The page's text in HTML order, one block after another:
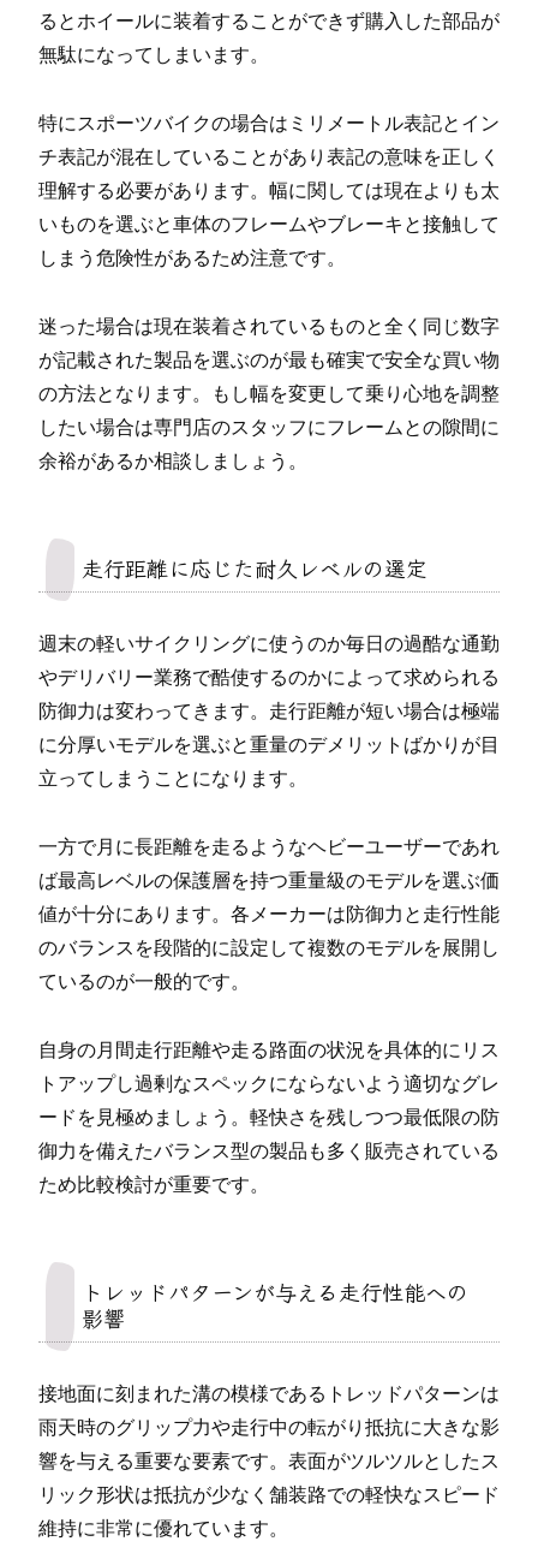
るとホイールに装着することができず購入した部品が
無駄になってしまいます。
特にスポーツバイクの場合はミリメートル表記とイン
チ表記が混在していることがあり表記の意味を正しく
理解する必要があります。幅に関しては現在よりも太
いものを選ぶと車体のフレームやブレーキと接触して
しまう危険性があるため注意です。
迷った場合は現在装着されているものと全く同じ数字
が記載された製品を選ぶのが最も確実で安全な買い物
の方法となります。もし幅を変更して乗り心地を調整
したい場合は専門店のスタッフにフレームとの隙間に
余裕があるか相談しましょう。
走行距離に応じた耐久レベルの選定
週末の軽いサイクリングに使うのか毎日の過酷な通勤
やデリバリー業務で酷使するのかによって求められる
防御力は変わってきます。走行距離が短い場合は極端
に分厚いモデルを選ぶと重量のデメリットばかりが目
立ってしまうことになります。
一方で月に長距離を走るようなヘビーユーザーであれ
ば最高レベルの保護層を持つ重量級のモデルを選ぶ価
値が十分にあります。各メーカーは防御力と走行性能
のバランスを段階的に設定して複数のモデルを展開し
ているのが一般的です。
自身の月間走行距離や走る路面の状況を具体的にリス
トアップし過剰なスペックにならないよう適切なグレ
ードを見極めましょう。軽快さを残しつつ最低限の防
御力を備えたバランス型の製品も多く販売されている
ため比較検討が重要です。
トレッドパターンが与える走行性能への
影響
接地面に刻まれた溝の模様であるトレッドパターンは
雨天時のグリップ力や走行中の転がり抵抗に大きな影
響を与える重要な要素です。表面がツルツルとしたス
リック形状は抵抗が少なく舗装路での軽快なスピード
維持に非常に優れています。